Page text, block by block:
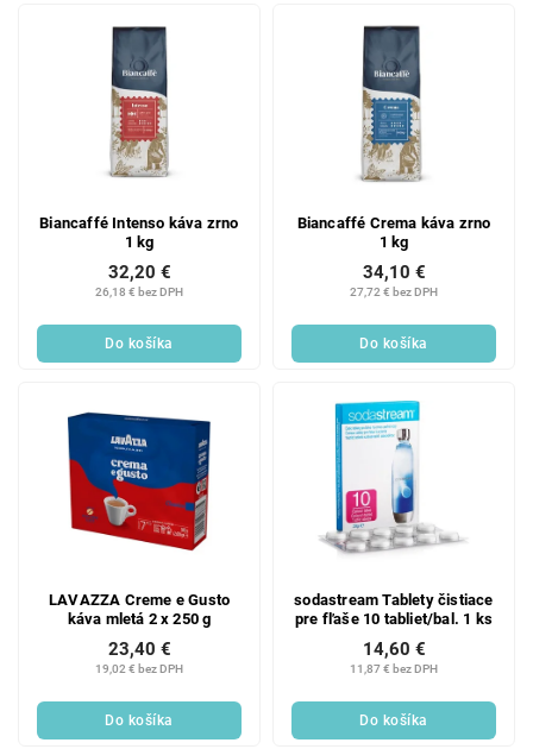
Biancaffé Intenso káva zrno
1 kg
26,18 € bez DPH
32,20 €
Do košíka
Biancaffé Crema káva zrno
1 kg
27,72 € bez DPH
34,10 €
Do košíka
LAVAZZA Creme e Gusto
káva mletá 2 x 250 g
19,02 € bez DPH
23,40 €
Do košíka
sodastream Tablety čistiace
pre fľaše 10 tabliet/bal. 1 ks
11,87 € bez DPH
14,60 €
Do košíka